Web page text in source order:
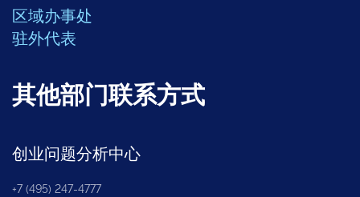
区域办事处
驻外代表
其他部门联系方式
创业问题分析中心
+7 (495) 247-4777